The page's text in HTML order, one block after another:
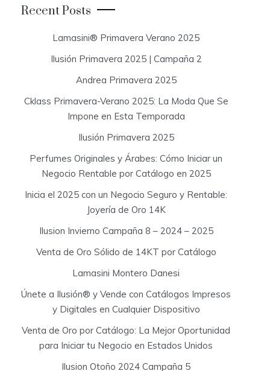
r
:
Recent Posts
Lamasini® Primavera Verano 2025
Ilusión Primavera 2025 | Campaña 2
Andrea Primavera 2025
Cklass Primavera-Verano 2025: La Moda Que Se
Impone en Esta Temporada
Ilusión Primavera 2025
Perfumes Originales y Árabes: Cómo Iniciar un
Negocio Rentable por Catálogo en 2025
Inicia el 2025 con un Negocio Seguro y Rentable:
Joyería de Oro 14K
Ilusion Invierno Campaña 8 – 2024 – 2025
Venta de Oro Sólido de 14KT por Catálogo
Lamasini Montero Danesi
Únete a Ilusión® y Vende con Catálogos Impresos
y Digitales en Cualquier Dispositivo
Venta de Oro por Catálogo: La Mejor Oportunidad
para Iniciar tu Negocio en Estados Unidos
Ilusion Otoño 2024 Campaña 5